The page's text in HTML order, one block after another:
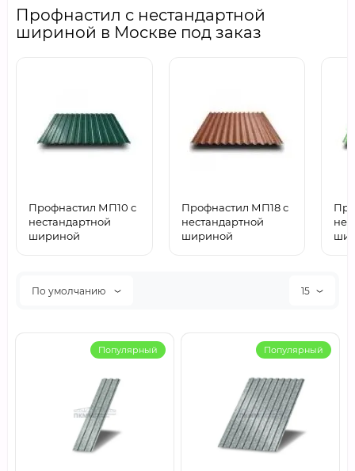
Профнастил с нестандартной
шириной в Москве под заказ
Профнастил МП10 с
нестандартной
шириной
Профнастил МП18 с
нестандартной
шириной
По умолчанию 15
Популярный Популярный